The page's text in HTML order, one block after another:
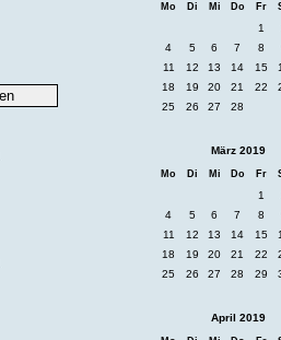
Mo Di Mi Do Fr
1
4
5 6 7 8
11
12 13 14 15
18
19 20 21 22
25
26 27 28
März 2019
Mo Di Mi Do Fr
1
4
5 6 7 8
11
12 13 14 15
18
19 20 21 22
25
26 27 28 29
April 2019